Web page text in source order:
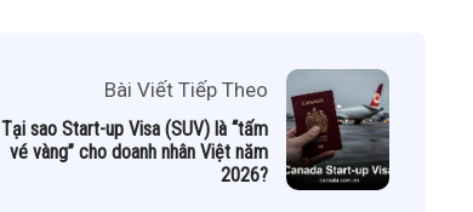
Bài Viết Tiếp Theo
Tại sao Start-up Visa (SUV) là “tấm
vé vàng” cho doanh nhân Việt năm
2026?